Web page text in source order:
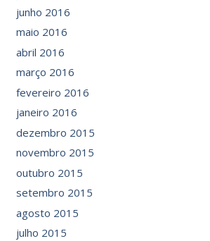
junho 2016
maio 2016
abril 2016
março 2016
fevereiro 2016
janeiro 2016
dezembro 2015
novembro 2015
outubro 2015
setembro 2015
agosto 2015
julho 2015